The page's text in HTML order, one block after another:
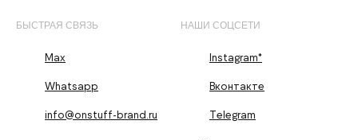
БЫСТРАЯ СВЯЗЬ
Max
Whatsapp
info@onstuff-brand.ru
НАШИ СОЦСЕТИ
Instagram*
Вконтакте
Telegram